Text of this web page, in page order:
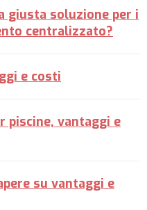
giusta soluzione per i
centralizzato?
e costi
piscine, vantaggi e
su vantaggi e